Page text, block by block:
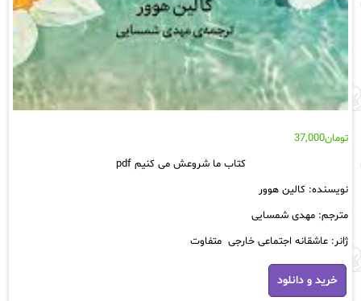
تومان37,000
کتاب ما شروعش می کنیم pdf
نویسنده: کالین هوور
مترجم: مهدی شمسایی
ژانر: عاشقانه اجتماعی خارجی متفاوت
کتاب
شروعش
خرید و دانلود